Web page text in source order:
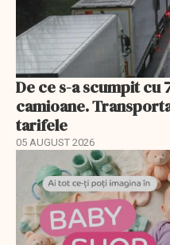
De ce s-a scumpit cu
camioane.
tarifele
05 AUGUST 2026